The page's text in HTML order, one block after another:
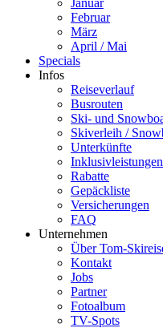
Januar
Februar
März
April / Mai
Specials
Infos
Reiseverlauf
Busrouten
Ski- und
Skiverleih /
Unterkünfte
Inklusivleistungen
Rabatte
Gepäckliste
Versicherungen
FAQ
Unternehmen
Über Tom-
Kontakt
Jobs
Partner
Fotoalbum
TV-Spots